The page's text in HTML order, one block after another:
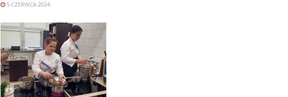
5 CZERWCA 2024